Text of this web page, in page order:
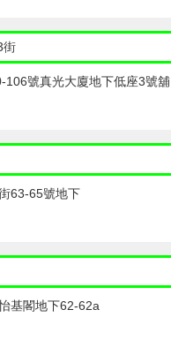
街
106號真光大廈地下低座3號舖
63-65號地下
基閣地下62-62a